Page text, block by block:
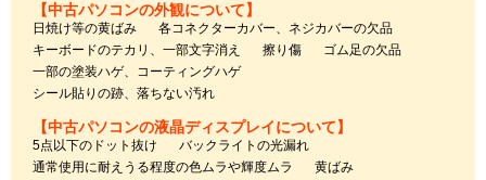
【中古パソコンの外観について】
日焼け等の黄ばみ
各コネクターカバー、ネジカバーの欠品
キーボードのテカリ、一部文字消え
擦り傷
ゴム足の欠品
一部の塗装ハゲ、コーティングハゲ
シール貼りの跡、落ちない汚れ
【中古パソコンの液晶ディスプレイについて】
5点以下のドット抜け
バックライトの光漏れ
通常使用に耐えうる程度の色ムラや輝度ムラ
黄ばみ